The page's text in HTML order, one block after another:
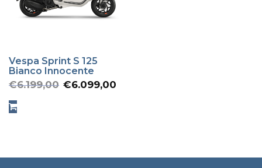
Vespa Sprint S 125
Bianco Innocente
€6.199,00 Oorspronkelijke
€6.099,00